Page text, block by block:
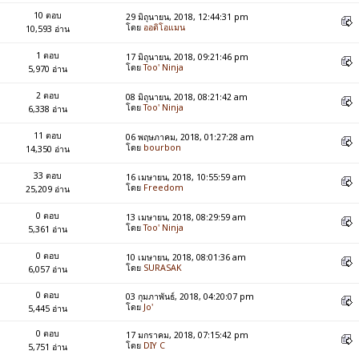
10 ตอบ
10,593 อ่าน
29 มิถุนายน, 2018, 12:44:31 pm
โดย ออดิโอแมน
1 ตอบ
5,970 อ่าน
17 มิถุนายน, 2018, 09:21:46 pm
โดยToo' Ninja
2 ตอบ
6,338 อ่าน
08 มิถุนายน, 2018, 08:21:42 am
โดยToo' Ninja
11 ตอบ
14,350 อ่าน
06 พฤษภาคม, 2018, 01:27:28 am
โดย bourbon
33 ตอบ
25,209 อ่าน
16 เมษายน, 2018, 10:55:59 am
โดย Freedom
0 ตอบ
5,361 อ่าน
13 เมษายน, 2018, 08:29:59 am
โดยToo' Ninja
0 ตอบ
6,057 อ่าน
10 เมษายน, 2018, 08:01:36 am
โดย SURASAK
0 ตอบ
5,445 อ่าน
03 กุมภาพันธ์, 2018, 04:20:07 pm
โดย Jo'
0 ตอบ
5,751 อ่าน
17 มกราคม, 2018, 07:15:42 pm
โดย DIY C